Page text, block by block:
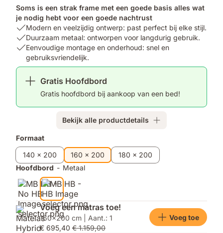
Soms is een strak frame met een goede basis alles wat
je nodig hebt voor een goede nachtrust
USP
1:
Modern
veelzijdig
ontwerp:
bij
Modern en veelzijdig ontwerp: past perfect bij elke stijl.
USP
2:
Duurzaam
metaal:
ontworpen
langdurig
gebruik.
Duurzaam metaal: ontworpen voor langdurig gebruik.
USP
Eenvoudige
montage
onderhoud:
snel
gebruiksvriendelijk.
Eenvoudige montage en onderhoud: snel en
gebruiksvriendelijk.
Gratis Hoofdbord
Gratis hoofdbord bij aankoop van een bed!
Bekijk alle productdetails
Extra
producten
Formaat
140 x 200
160 x 200
180 x 200
Hoofdbord - Metaal
Voeg een matras toe!
160x200 cm | Aant.: 1
€ 695,40 € 1.159,00
Voeg toe